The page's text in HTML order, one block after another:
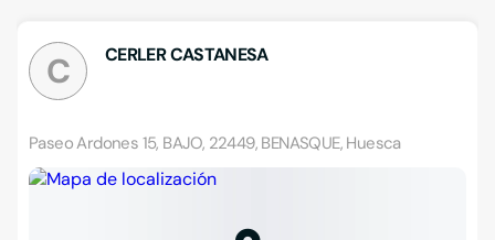
C CERLER CASTANESA
Paseo Ardones 15, BAJO, 22449, BENASQUE, Huesca